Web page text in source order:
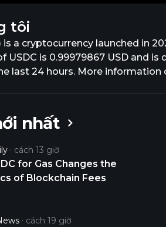
tôi
is a cryptocurrency launched in
USDC is 0.99979867 USD and
last 24 hours. More
nhất
cách 13 giờ
for Gas Changes the
of Blockchain Fees
cách 19 giờ